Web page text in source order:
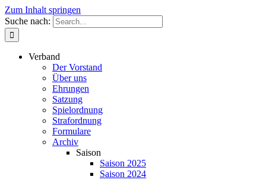
Zum Inhalt springen
Suche nach:
Verband
Der Vorstand
Über uns
Ehrungen
Satzung
Spielordnung
Strafordnung
Formulare
Archiv
Saison
Saison 2025
Saison 2024